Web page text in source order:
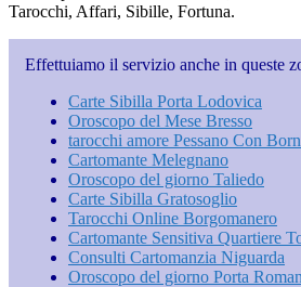
Tarocchi, Affari, Sibille, Fortuna.
Effettuiamo il servizio anche in queste
Carte Sibilla Porta Lodovica
Oroscopo del Mese Bresso
tarocchi amore Pessano Con
Cartomante Melegnano
Oroscopo del giorno Taliedo
Carte Sibilla Gratosoglio
Tarocchi Online Borgomanero
Cartomante Sensitiva Quartiere
Consulti Cartomanzia Niguarda
Oroscopo del giorno Porta